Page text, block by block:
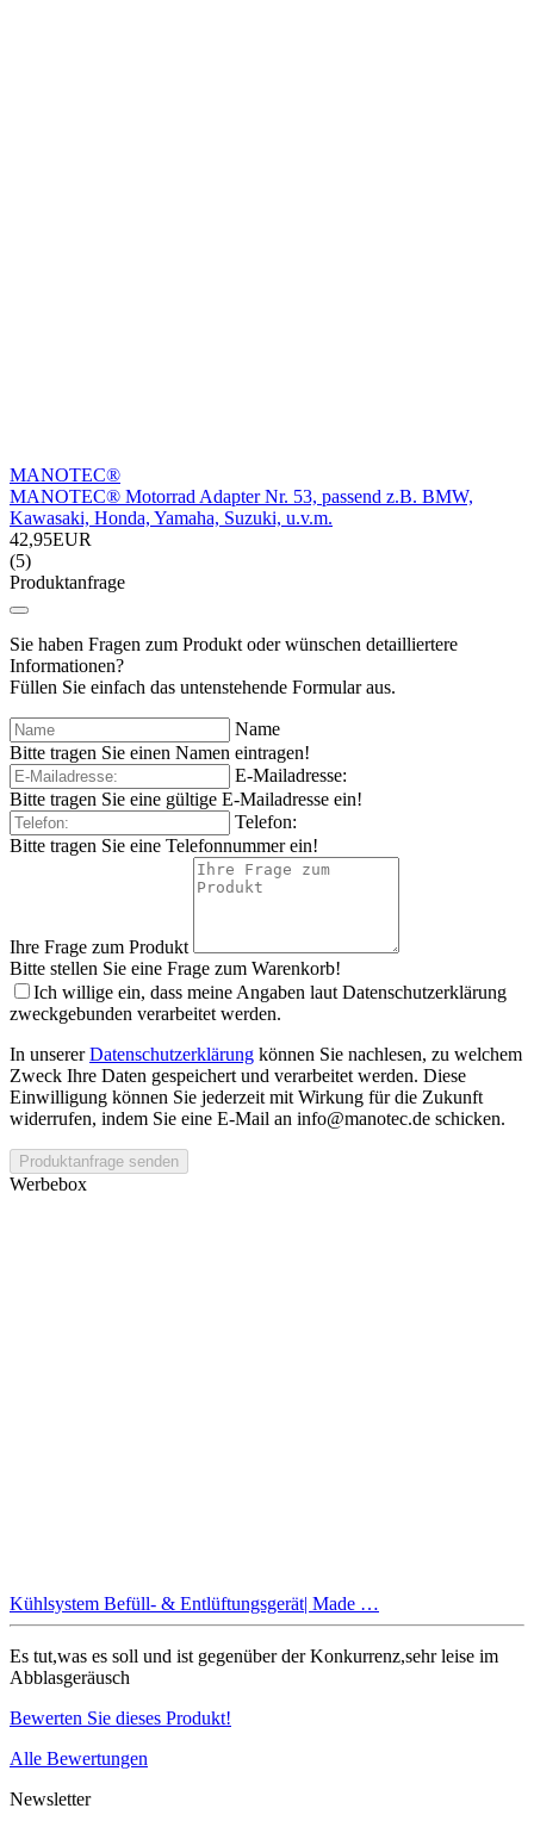
MANOTEC®
MANOTEC® Motorrad Adapter Nr. 53, passend z.B. BMW,
Kawasaki, Honda, Yamaha, Suzuki, u.v.m.
42,95EUR
(5)
Produktanfrage
Sie haben Fragen zum Produkt oder wünschen detailliertere
Informationen?
Füllen Sie einfach das untenstehende Formular aus.
Name
Bitte tragen Sie einen Namen eintragen!
E-Mailadresse:
Bitte tragen Sie eine gültige E-Mailadresse ein!
Telefon:
Bitte tragen Sie eine Telefonnummer ein!
Ihre Frage zum Produkt
Bitte stellen Sie eine Frage zum Warenkorb!
Ich willige ein, dass meine Angaben laut Datenschutzerklärung
zweckgebunden verarbeitet werden.
In unsererDatenschutzerklärung können Sie nachlesen, zu welchem
Zweck Ihre Daten gespeichert und verarbeitet werden. Diese
Einwilligung können Sie jederzeit mit Wirkung für die Zukunft
widerrufen, indem Sie eine E-Mail an info@manotec.de schicken.
Produktanfrage senden
Werbebox
Kühlsystem Befüll- & Entlüftungsgerät| Made …
Es tut,was es soll und ist gegenüber der Konkurrenz,sehr leise im
Abblasgeräusch
Bewerten Sie dieses Produkt!
Alle Bewertungen
Newsletter